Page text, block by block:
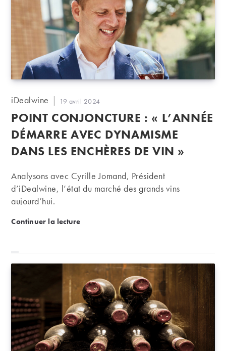
Auteur/autrice
la
publication :
iDealwine
Publication
publiée :
19 avril 2024
POINT CONJONCTURE : « L’ANNÉE
DÉMARRE AVEC DYNAMISME
DANS LES ENCHÈRES DE VIN »
Analysons avec Cyrille Jomand, Président
d’iDealwine, l’état du marché des grands vins
aujourd’hui.
Continuer la lecturePoint conjoncture : « l’année démarre avec